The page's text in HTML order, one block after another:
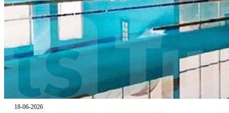
18-06-2026